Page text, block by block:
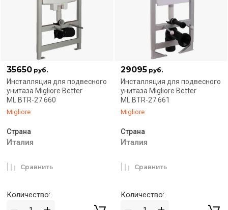
35650 руб.
Инсталляция для подвесного
унитаза Migliore Better
ML.BTR-27.660
Migliore
Страна
Италия
Количество:
Сравнить
29095 руб.
Инсталляция для подвесного
унитаза Migliore Better
ML.BTR-27.661
Migliore
Страна
Италия
Количество:
Сравнить